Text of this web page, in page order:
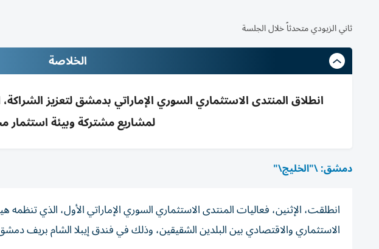
ثاني الزيودي متحدثاً خلال الجلسة
الخلاصة
انطلاق المنتدى الاستثماري السوري الإماراتي بدمشق لتعزيز الشراكة،
لمشاريع مشتركة وبيئة استثمار
دمشق: \"الخليج\"
انطلقت، الإثنين، فعاليات المنتدى الاستثماري السوري الإماراتي الأول، الذي
الاستثماري والاقتصادي بين البلدين الشقيقين، وذلك في فندق إيبلا الشام بريف